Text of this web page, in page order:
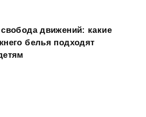
движений: какие
белья подходят